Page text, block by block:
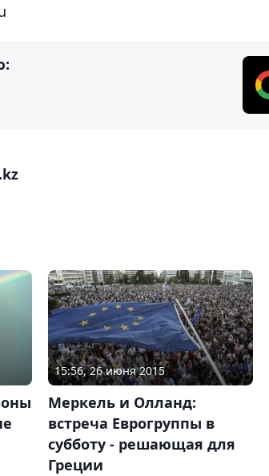
15:56, 26 июня 2015
Меркель и Олланд:
встреча Еврогруппы в
субботу - решающая для
Греции